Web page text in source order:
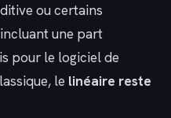
ou certains
une part
pour le logiciel de
le linéaire reste